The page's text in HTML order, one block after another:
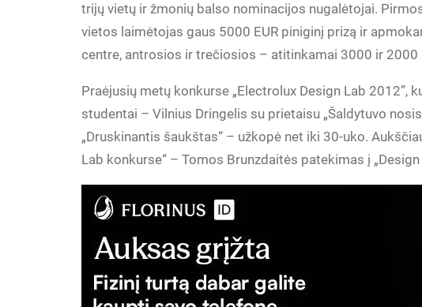
trijų vietų ir žmonių balso nominacijos nugalėtojai.
vietos laimėtojas gaus 5000 EUR piniginį prizą ir
centre, antrosios ir trečiosios – atitinkamai 3000 ir 2000
Praėjusių metų konkurse „Electrolux Design Lab 2012”,
studentai – Vilnius Dringelis su prietaisu „Šaldytuvo
„Druskinantis šaukštas“ – užkopė net iki 30-uko.
Lab konkurse“ – Tomos Brunzdaitės patekimas į